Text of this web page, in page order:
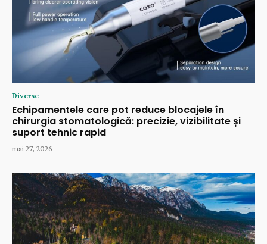
Diverse
Echipamentele care pot reduce blocajele în
chirurgia stomatologică: precizie, vizibilitate și
suport tehnic rapid
mai 27, 2026